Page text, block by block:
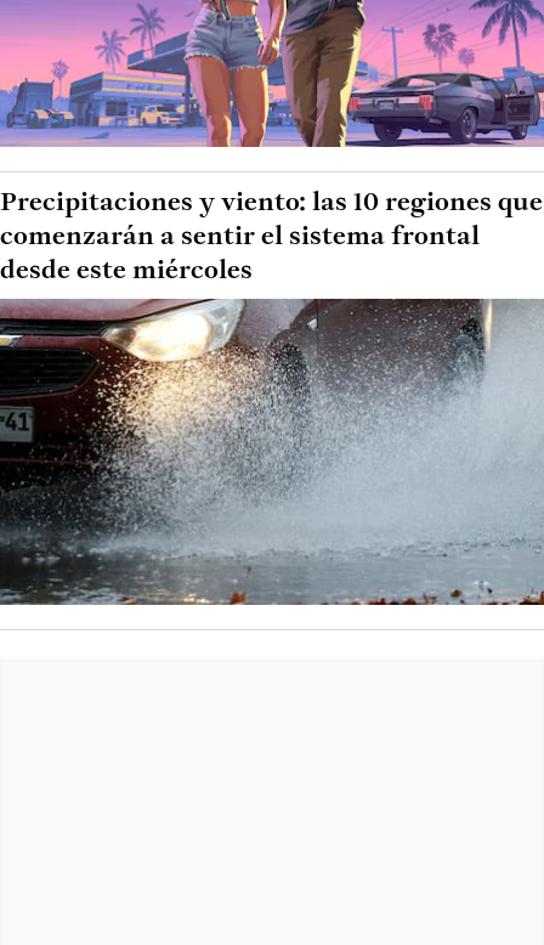
Precipitaciones y viento: las 10 regiones que
comenzarán a sentir el sistema frontal
desde este miércoles